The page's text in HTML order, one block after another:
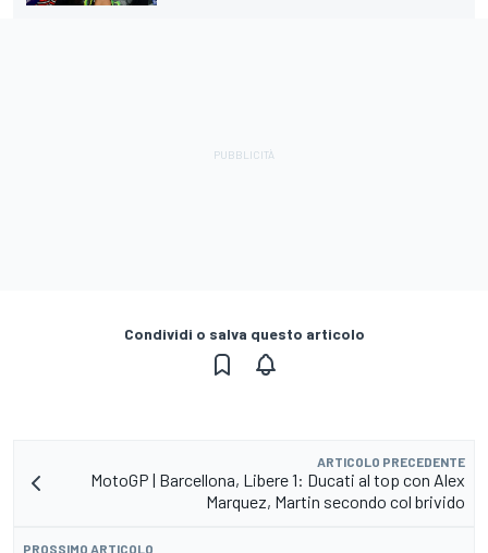
Condividi o salva questo articolo
ARTICOLO PRECEDENTE
MotoGP | Barcellona, Libere 1: Ducati al top con Alex
Marquez, Martin secondo col brivido
PROSSIMO ARTICOLO